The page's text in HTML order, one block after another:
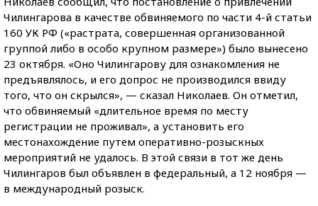
Чилингарова в качестве обвиняемого по части 4-й статьи
160 УК РФ («растрата, совершенная организованной
группой либо в особо крупном размере») было вынесено
23 октября. «Оно Чилингарову для ознакомления не
предъявлялось, и его допрос не производился ввиду
того, что он скрылся», — сказал Николаев. Он отметил,
что обвиняемый «длительное время по месту
регистрации не проживал», а установить его
местонахождение путем оперативно-розыскных
мероприятий не удалось. В этой связи в тот же день
Чилингаров был объявлен в федеральный, а 12 ноября —
в международный розыск.